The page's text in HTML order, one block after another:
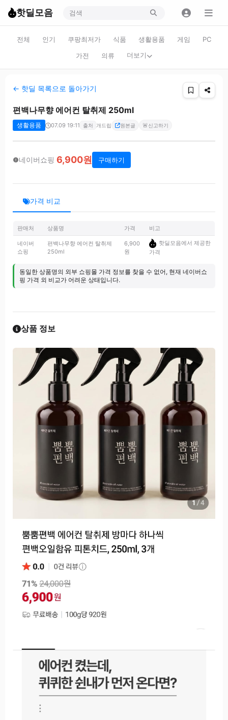
핫딜모음
전체 인기 쿠팡최저가 식품 생활용품 게임
PC
가전
의류 더보기
← 핫딜 목록으로 돌아가기
편백나무향 에어컨 탈취제 250ml
생활용품 07.09 19:11 출처 개드립 원본글 🚨신고하기
네이버쇼핑 6,900원 구매하기
가격 비교
판매처 상품명 가격 비고
네이버
쇼핑
편백나무향 에어컨 탈취제
250ml
6,900
원
핫딜모음에서 제공한
가격
동일한 상품명의 외부 쇼핑몰 가격 정보를 찾을 수 없어, 현재 네이버쇼
핑 가격 외 비교가 어려운 상태입니다.
상품 정보